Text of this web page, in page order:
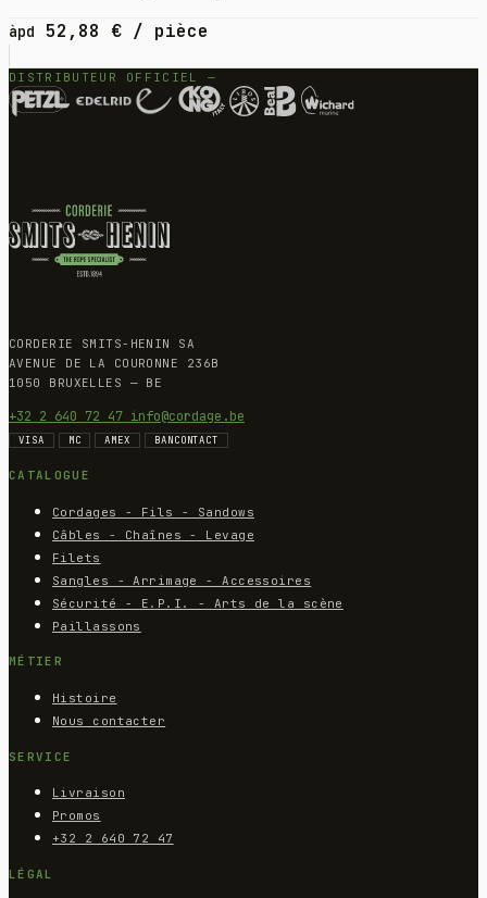
àpd 52,88 € / pièce
DISTRIBUTEUR OFFICIEL —
CORDERIE SMITS-HENIN SA
AVENUE DE LA COURONNE 236B
1050 BRUXELLES — BE
+32 2 640 72 47 info@cordage.be
VISA MC AMEX BANCONTACT
CATALOGUE
Cordages - Fils - Sandows
Câbles - Chaînes - Levage
Filets
Sangles - Arrimage - Accessoires
Sécurité - E.P.I. - Arts de la scène
Paillassons
MÉTIER
Histoire
Nous contacter
SERVICE
Livraison
Promos
+32 2 640 72 47
LÉGAL